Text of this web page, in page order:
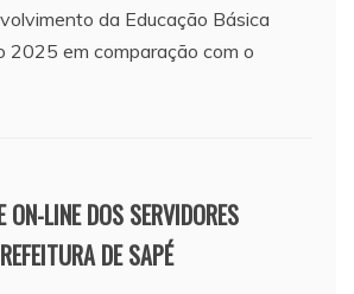
da Educação Básica
2025 em comparação com o
ON-LINE DOS SERVIDORES
DE SAPÉ